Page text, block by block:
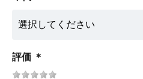
評価 ＊